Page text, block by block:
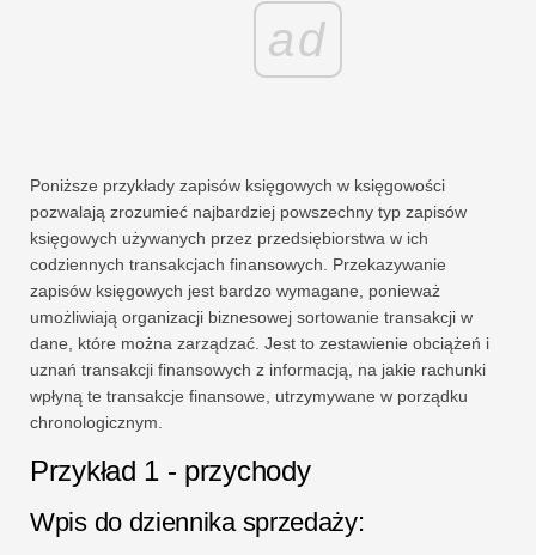
ad
Poniższe przykłady zapisów księgowych w księgowości
pozwalają zrozumieć najbardziej powszechny typ zapisów
księgowych używanych przez przedsiębiorstwa w ich
codziennych transakcjach finansowych. Przekazywanie
zapisów księgowych jest bardzo wymagane, ponieważ
umożliwiają organizacji biznesowej sortowanie transakcji w
dane, które można zarządzać. Jest to zestawienie obciążeń i
uznań transakcji finansowych z informacją, na jakie rachunki
wpłyną te transakcje finansowe, utrzymywane w porządku
chronologicznym.
Przykład 1 - przychody
Wpis do dziennika sprzedaży: